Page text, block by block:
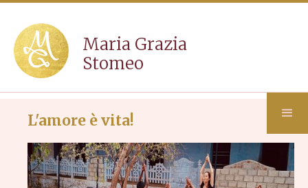
Maria Grazia
Stomeo
L'amore è vita!